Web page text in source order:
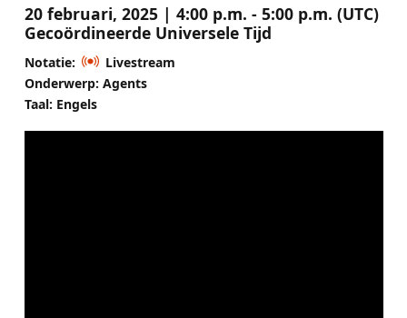
20 februari, 2025 | 4:00 p.m. - 5:00 p.m. (UTC)
Gecoördineerde Universele Tijd
Notatie:
Livestream
Onderwerp: Agents
Taal: Engels